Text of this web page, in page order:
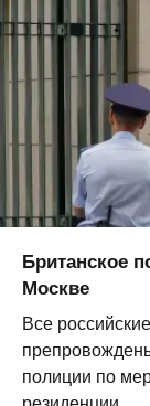
Британское
Москве
Все
полиции по